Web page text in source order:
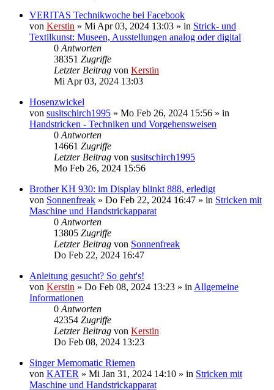
VERITAS Technikwoche bei Facebook
von Kerstin » Mi Apr 03, 2024 13:03 » in Strick- und
Textilkunst: Museen, Ausstellungen analog oder digital
0 Antworten
38351 Zugriffe
Letzter Beitrag von Kerstin
Mi Apr 03, 2024 13:03
Hosenzwickel
von susitschirch1995 » Mo Feb 26, 2024 15:56 » in
Handstricken - Techniken und Vorgehensweisen
0 Antworten
14661 Zugriffe
Letzter Beitrag von susitschirch1995
Mo Feb 26, 2024 15:56
Brother KH 930: im Display blinkt 888, erledigt
von Sonnenfreak » Do Feb 22, 2024 16:47 » in Stricken mit
Maschine und Handstrickapparat
0 Antworten
13805 Zugriffe
Letzter Beitrag von Sonnenfreak
Do Feb 22, 2024 16:47
Anleitung gesucht? So geht's!
von Kerstin » Do Feb 08, 2024 13:23 » in Allgemeine
Informationen
0 Antworten
42354 Zugriffe
Letzter Beitrag von Kerstin
Do Feb 08, 2024 13:23
Singer Memomatic Riemen
von KATER » Mi Jan 31, 2024 14:10 » in Stricken mit
Maschine und Handstrickapparat